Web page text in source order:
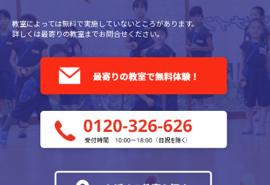
教室によっては無料で実施していないところがあります。
詳しくは最寄りの教室までお問合せください。